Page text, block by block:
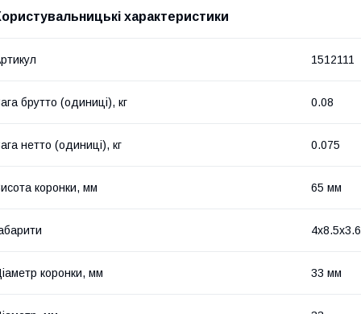
характеристики
1512111
брутто (одиниці), кг 0.08
нетто (одиниці), кг 0.075
коронки, мм 65 мм
коронки, мм 33 мм